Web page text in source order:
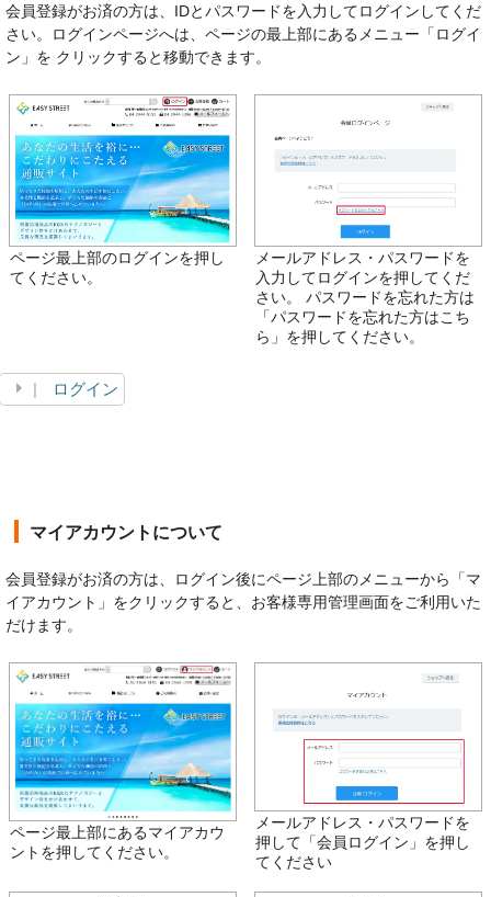
会員登録がお済の方は、IDとパスワードを入力してログインしてくだ
さい。ログインページへは、ページの最上部にあるメニュー「ログイ
ン」を クリックすると移動できます。
ページ最上部のログインを押し
てください。
メールアドレス・パスワードを
入力してログインを押してくだ
さい。 パスワードを忘れた方は
「パスワードを忘れた方はこち
ら」を押してください。
ログイン
マイアカウントについて
会員登録がお済の方は、ログイン後にページ上部のメニューから「マ
イアカウント」をクリックすると、お客様専用管理画面をご利用いた
だけます。
ページ最上部にあるマイアカウ
ントを押してください。
メールアドレス・パスワードを
押して「会員ログイン」を押し
てください